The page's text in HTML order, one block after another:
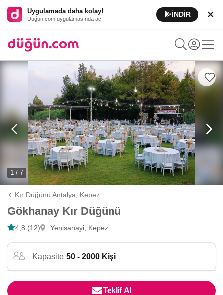
Uygulamada daha kolay!
Düğün.com uygulamasında aç
İNDİR
1 / 7
Kır Düğünü Antalya, Kepez
Gökhanay Kır Düğünü
4,8 (12) Yenisanayi, Kepez
Kapasite 50 - 2000 Kişi
Teklif Al